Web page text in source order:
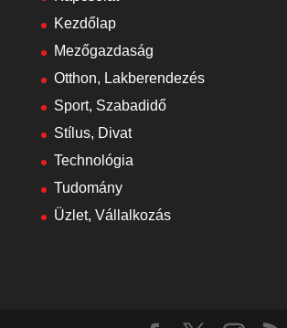
Kezdőlap
Mezőgazdaság
Otthon, Lakberendezés
Sport, Szabadidő
Stílus, Divat
Technológia
Tudomány
Üzlet, Vállalkozás